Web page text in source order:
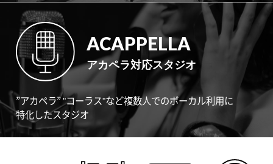
ACAPPELLA
アカペラ対応スタジオ
”アカペラ” "コーラス"など複数人でのボーカル利用に
特化したスタジオ